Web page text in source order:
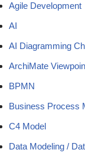
Agile Development
AI
AI Diagramming
ArchiMate
BPMN
Business Process
C4 Model
Data Modeling /